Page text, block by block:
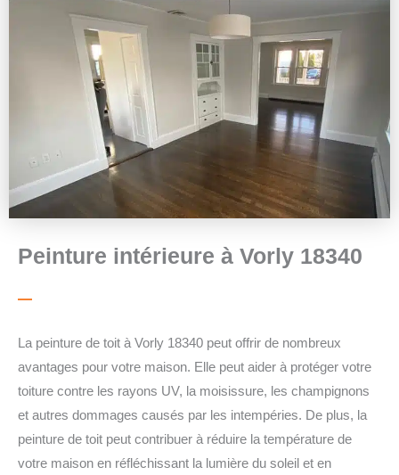
Peinture intérieure à Vorly 18340
La peinture de toit à Vorly 18340 peut offrir de nombreux
avantages pour votre maison. Elle peut aider à protéger votre
toiture contre les rayons UV, la moisissure, les champignons
et autres dommages causés par les intempéries. De plus, la
peinture de toit peut contribuer à réduire la température de
votre maison en réfléchissant la lumière du soleil et en